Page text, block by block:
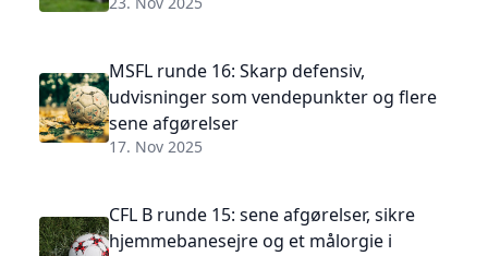
MSFL runde 16: Skarp defensiv,
udvisninger som vendepunkter og flere
sene afgørelser
17. Nov 2025
CFL B runde 15: sene afgørelser, sikre
hjemmebanesejre og et målorgie i